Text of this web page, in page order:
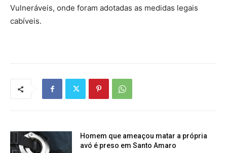
Vulneráveis, onde foram adotadas as medidas legais
cabíveis.
Homem que ameaçou matar a própria
avó é preso em Santo Amaro